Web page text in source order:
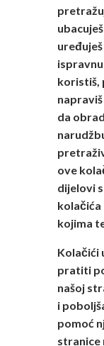
koristiš,
da
ove
dijelovi
kolačića
kojima
Kolačići
pratiti
našoj
i
pomoć
stranice